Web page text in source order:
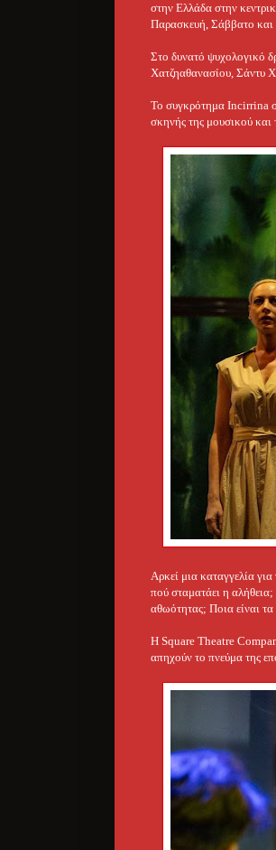
στην Ελλάδα στην
Παρασκευή, Σάββατο και
Στο δυνατό ψυχολογικό
Χατζηαθανασίου, Σάντυ
Το συγκρότημα Incirrina
σκηνής της μουσικού και
Αρκεί μια καταγγελία
πού σταματάει η
αθωότητας; Ποια είναι τα
Η Square Theatre
απηχούν το πνεύμα της